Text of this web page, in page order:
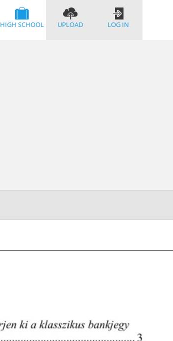
HIGH SCHOOL UPLOAD LOG IN